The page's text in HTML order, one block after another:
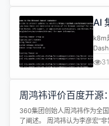
ma...
AI
比
k8m
设
手。
周鸿祎评价百度开源
湖
360集团创始人周鸿祎作为全
了阐述。 周鸿祎认为李彦宏“